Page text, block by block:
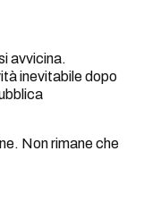
avvicina.
inevitabile dopo
Non rimane che